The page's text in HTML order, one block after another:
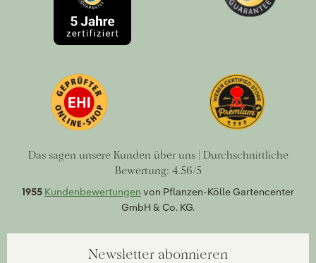
Das sagen unsere Kunden über uns | Durchschnittliche
Bewertung: 4.56/5
1955 Kundenbewertungen von Pflanzen-Kölle Gartencenter
GmbH & Co. KG.
Newsletter abonnieren